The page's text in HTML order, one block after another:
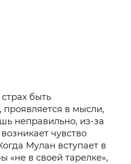
быть
в мысли,
неправильно, из-за
чувство
Мулан вступает в
«не в своей тарелке»,